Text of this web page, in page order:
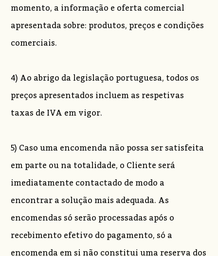
momento, a informação e oferta comercial
apresentada sobre: produtos, preços e condições
comerciais.
4) Ao abrigo da legislação portuguesa, todos os
preços apresentados incluem as respetivas
taxas de IVA em vigor.
5) Caso uma encomenda não possa ser satisfeita
em parte ou na totalidade, o Cliente será
imediatamente contactado de modo a
encontrar a solução mais adequada. As
encomendas só serão processadas após o
recebimento efetivo do pagamento, só a